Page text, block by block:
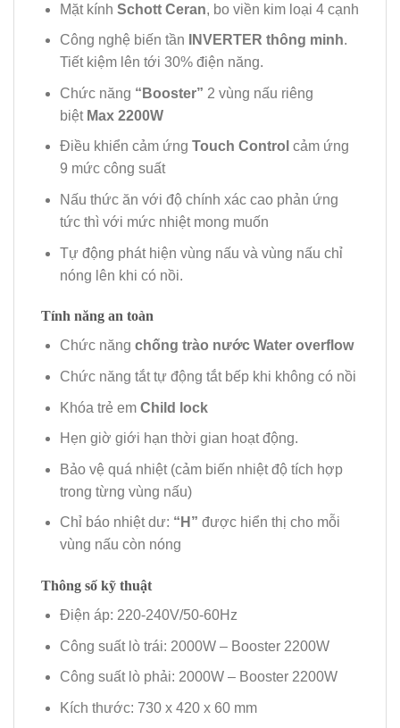
Mặt kính Schott Ceran, bo viền kim loại 4 cạnh
Công nghệ biến tần INVERTER thông minh.
Tiết kiệm lên tới 30% điện năng.
Chức năng “Booster” 2 vùng nấu riêng
biệt Max 2200W
Điều khiển cảm ứng Touch Control cảm ứng
9 mức công suất
Nấu thức ăn với độ chính xác cao phản ứng
tức thì với mức nhiệt mong muốn
Tự động phát hiện vùng nấu và vùng nấu chỉ
nóng lên khi có nồi.
Tính năng an toàn
Chức năng chống trào nước Water overflow
Chức năng tắt tự động tắt bếp khi không có nồi
Khóa trẻ em Child lock
Hẹn giờ giới hạn thời gian hoạt động.
Bảo vệ quá nhiệt (cảm biến nhiệt độ tích hợp
trong từng vùng nấu)
Chỉ báo nhiệt dư: “H” được hiển thị cho mỗi
vùng nấu còn nóng
Thông số kỹ thuật
Điện áp: 220-240V/50-60Hz
Công suất lò trái: 2000W – Booster 2200W
Công suất lò phải: 2000W – Booster 2200W
Kích thước: 730 x 420 x 60 mm